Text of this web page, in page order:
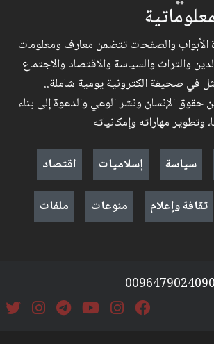
والصفحات تتضمن معارف ومعلومات
والتراث والسياسة والاقتصاد والاجتماع
في صحيفة الكترونية يومية شاملة..
حقوق الإنسان ونشر الوعي والدعوة إلى بناء
وتطوير مهاراته وإمكانياته
سياسة إسلاميات
اقتصاد
ثقافة وإعلام منوعات ملفات